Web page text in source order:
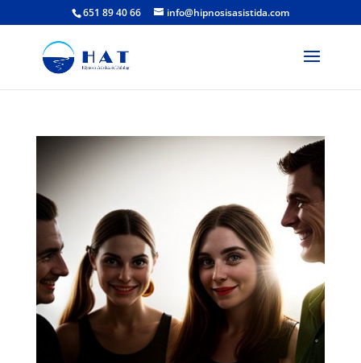
651 89 40 66 info@hipnosisasistida.com